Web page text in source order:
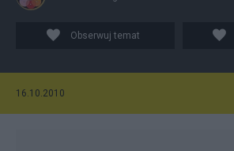
Obserwuj temat
16.10.2010